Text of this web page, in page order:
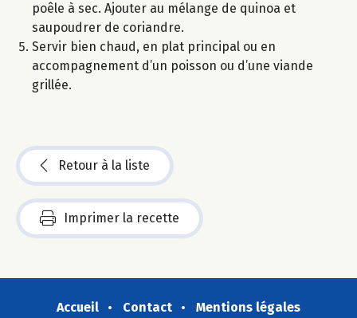
poêle à sec. Ajouter au mélange de quinoa et
saupoudrer de coriandre.
Servir bien chaud, en plat principal ou en
accompagnement d’un poisson ou d’une viande
grillée.
Retour à la liste
Imprimer la recette
Accueil Contact
Mentions légales